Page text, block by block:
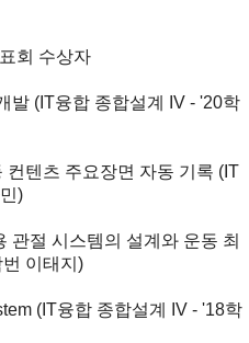
회 수상자
발 (IT융합 종합설계 IV - '20학
텐츠 주요장면 자동 기록 (IT
)
관절 시스템의 설계와 운동 최
이태지)
(IT융합 종합설계 IV - '18학